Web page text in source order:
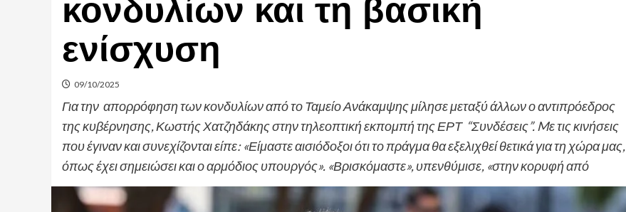
κονδυλίων και τη βασική
ενίσχυση
09/10/2025
Για την απορρόφηση των κονδυλίων από το Ταμείο Ανάκαμψης μίλησε μεταξύ άλλων ο αντιπρόεδρος
της κυβέρνησης, Κωστής Χατζηδάκης στην τηλεοπτική εκπομπή της ΕΡΤ “Συνδέσεις”. Mε τις κινήσεις
που έγιναν και συνεχίζονται είπε: «Είμαστε αισιόδοξοι ότι το πράγμα θα εξελιχθεί θετικά για τη χώρα μας,
όπως έχει σημειώσει και ο αρμόδιος υπουργός». «Βρισκόμαστε», υπενθύμισε, «στην κορυφή από